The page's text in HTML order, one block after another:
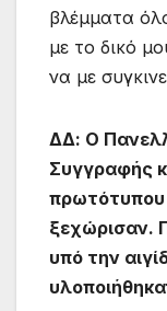
βλέμματα
με το δικό
να με
ΔΔ: Ο
Συγγραφής
πρωτότυπου
ξεχώρισαν.
υπό την